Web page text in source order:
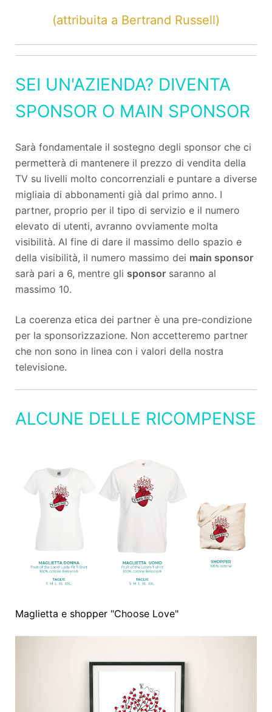
(attribuita a Bertrand Russell)
SEI UN'AZIENDA? DIVENTA
SPONSOR O MAIN SPONSOR
Sarà fondamentale il sostegno degli sponsor che ci
permetterà di mantenere il prezzo di vendita della
TV su livelli molto concorrenziali e puntare a diverse
migliaia di abbonamenti già dal primo anno. I
partner, proprio per il tipo di servizio e il numero
elevato di utenti, avranno ovviamente molta
visibilità. Al fine di dare il massimo dello spazio e
della visibilità, il numero massimo dei main sponsor
sarà pari a 6, mentre gli sponsor saranno al
massimo 10.
La coerenza etica dei partner è una pre-condizione
per la sponsorizzazione. Non accetteremo partner
che non sono in linea con i valori della nostra
televisione.
ALCUNE DELLE RICOMPENSE
Maglietta e shopper "Choose Love"